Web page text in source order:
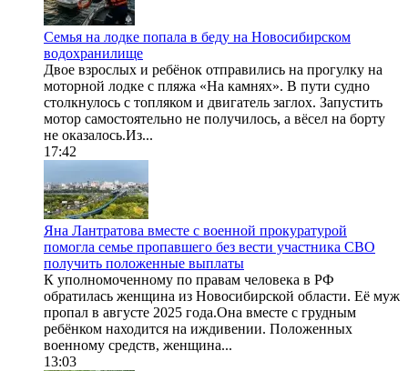
Семья на лодке попала в беду на Новосибирском
водохранилище
Двое взрослых и ребёнок отправились на прогулку на
моторной лодке с пляжа «На камнях». В пути судно
столкнулось с топляком и двигатель заглох. Запустить
мотор самостоятельно не получилось, а вёсел на борту
не оказалось.Из...
17:42
Яна Лантратова вместе с военной прокуратурой
помогла семье пропавшего без вести участника СВО
получить положенные выплаты
К уполномоченному по правам человека в РФ
обратилась женщина из Новосибирской области. Её муж
пропал в августе 2025 года.Она вместе с грудным
ребёнком находится на иждивении. Положенных
военному средств, женщина...
13:03